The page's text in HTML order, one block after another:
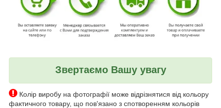
Звертаємо Вашу увагу
Колір виробу на фотографії може відрізнятися від кольору
фактичного товару, що пов'язано з спотворенням кольорів